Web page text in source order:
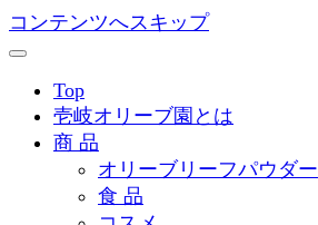
コンテンツへスキップ
Top
壱岐オリーブ園とは
商 品
オリーブリーフパウダー
食 品